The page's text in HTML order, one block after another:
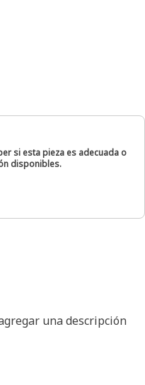
si esta pieza es adecuada o
disponibles.
una descripción